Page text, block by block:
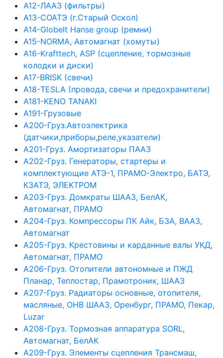
А12-ЛААЗ (фильтры)
А13-СОАТЭ (г.Старый Оскол)
А14-Globelt Hanse group (ремни)
А15-NORMA, Автомагнат (хомуты)
А16-Krafttech, ASP (сцепление, тормозные
колодки и диски)
А17-BRISK (свечи)
А18-TESLA (провода, свечи и предохранители)
А181-KENO TANAKI
А191-Грузовые
А200-Груз.Автоэлектрика
(датчики,приборы,реле,указатели)
А201-Груз. Амортизаторы ПААЗ
А202-Груз. Генераторы, стартеры и
комплектующие АТЭ-1, ПРАМО-Электро, БАТЭ,
КЗАТЭ, ЭЛЕКТРОМ
А203-Груз. Домкраты ШААЗ, БелАК,
Автомагнат, ПРАМО
А204-Груз. Компрессоры ПК Айк, БЗА, ВААЗ,
Автомагнат
А205-Груз. Крестовины и карданные валы УКД,
Автомагнат, ПРАМО
А206-Груз. Отопители автономные и ПЖД
Планар, Теплостар, Прамотроник, ШААЗ
А207-Груз. Радиаторы основные, отопителя,
масляные, ОНВ ШААЗ, Оренбург, ПРАМО, Пекар,
Luzar
А208-Груз. Тормозная аппаратура SORL,
Автомагнат, БелАК
А209-Груз. Элементы сцепления Трансмаш,